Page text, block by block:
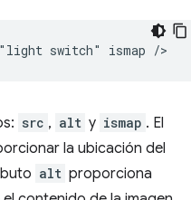
src , alt y ismap . El
la ubicación del
alt proporciona